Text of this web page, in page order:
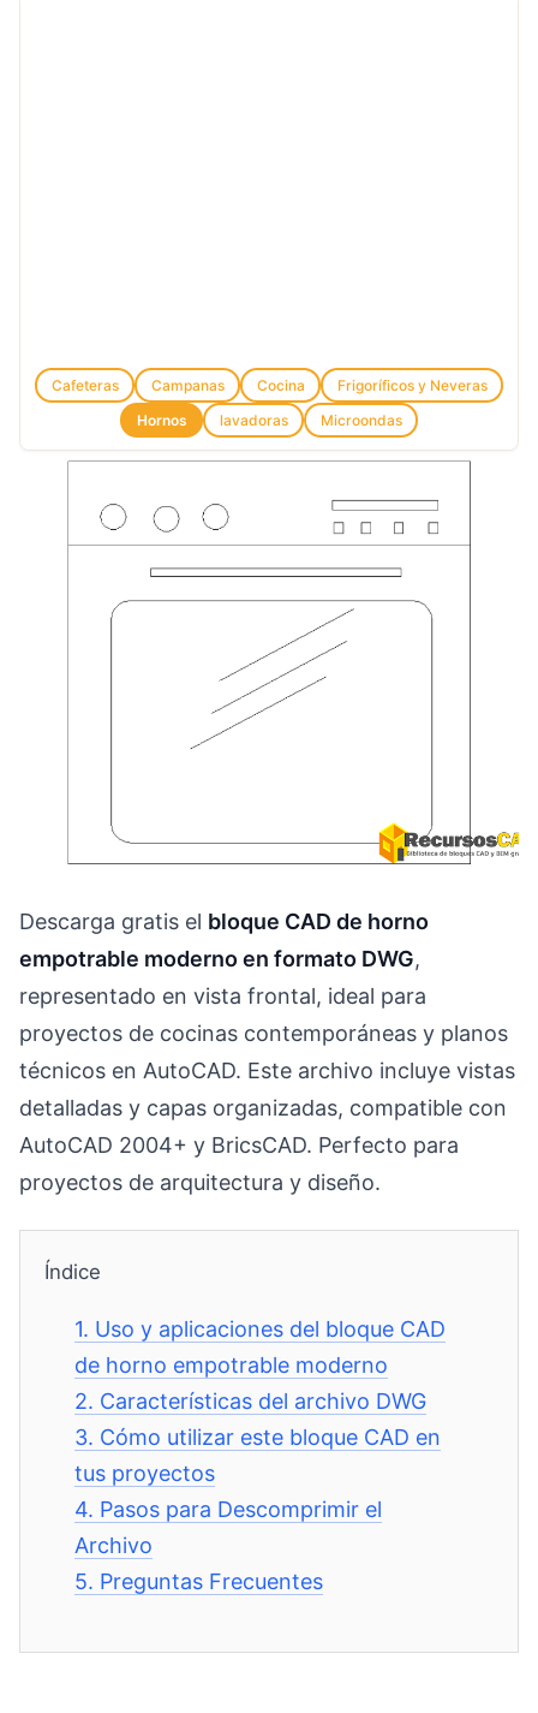
Cafeteras Campanas Cocina
Frigoríficos y Neveras
Hornos
lavadoras Microondas
Descarga gratis el bloque CAD de horno
empotrable moderno en formato DWG,
representado en vista frontal, ideal para
proyectos de cocinas contemporáneas y planos
técnicos en AutoCAD. Este archivo incluye vistas
detalladas y capas organizadas, compatible con
AutoCAD 2004+ y BricsCAD. Perfecto para
proyectos de arquitectura y diseño.
Índice
1. Uso y aplicaciones del bloque CAD
de horno empotrable moderno
2. Características del archivo DWG
3. Cómo utilizar este bloque CAD en
tus proyectos
4. Pasos para Descomprimir el
Archivo
5. Preguntas Frecuentes